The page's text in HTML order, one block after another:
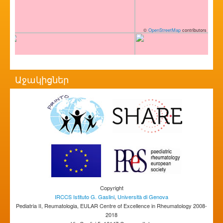
© OpenStreetMap contributors
Աջակիցներ
Copyright
IRCCS Istituto G. Gaslini, Università di Genova
Pediatria II, Reumatologia, EULAR Centre of Excellence in Rheumatology 2008-
2018